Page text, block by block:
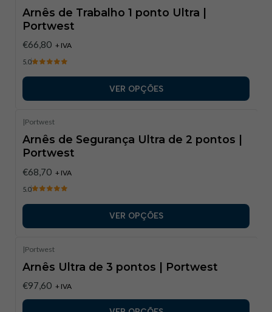
Arnês de Trabalho 1 ponto Ultra |
Portwest
€66,80 + IVA
5.0
VER OPÇÕES
|Portwest
Arnês de Segurança Ultra de 2 pontos |
Portwest
€68,70 + IVA
5.0
VER OPÇÕES
|Portwest
Arnês Ultra de 3 pontos | Portwest
€97,60 + IVA